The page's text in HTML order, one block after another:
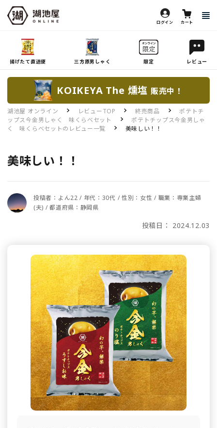
ログイン カート
揚げたて直送便 三方原男しゃく 限定 レビュー
KOIKEYA The 燻塩 販売中！
湖池屋 オンライン レビューTOP 終売商品
ポテトチ
ップス今金男しゃく 味くらべセット
ポテトチップス今金男しゃ
く 味くらべセットのレビュー一覧
美味しい！！
美味しい！！
投稿者：よん22 / 年代：30代 / 性別：女性 / 職業：専業主婦
(夫) / 都道府県：静岡県
投稿日： 2024.12.03